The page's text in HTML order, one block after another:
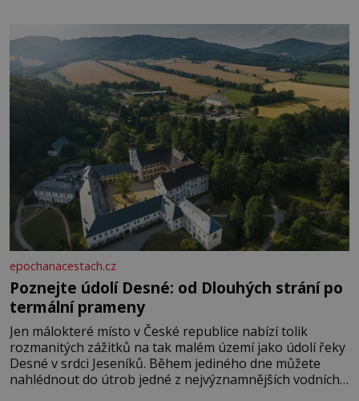
Je to opravdu tak, s věkem jako kdyby se paměť
rozhodla stávkovat. Cvičte
epochanacestach.cz
Poznejte údolí Desné: od Dlouhých strání po
termální prameny
Jen málokteré místo v České republice nabízí tolik
rozmanitých zážitků na tak malém území jako údolí řeky
Desné v srdci Jeseníků. Během jediného dne můžete
nahlédnout do útrob jedné z nejvýznamnějších vodních